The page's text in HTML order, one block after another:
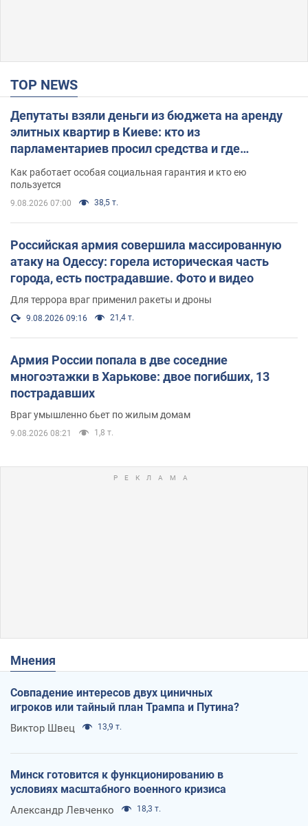
TOP NEWS
Депутаты взяли деньги из бюджета на аренду
элитных квартир в Киеве: кто из
парламентариев просил средства и где
поселился
Как работает особая социальная гарантия и кто ею
пользуется
9.08.2026 07:00 38,5 т.
Российская армия совершила массированную
атаку на Одессу: горела историческая часть
города, есть пострадавшие. Фото и видео
Для террора враг применил ракеты и дроны
9.08.2026 09:16 21,4 т.
Армия России попала в две соседние
многоэтажки в Харькове: двое погибших, 13
пострадавших
Враг умышленно бьет по жилым домам
9.08.2026 08:21 1,8 т.
Мнения
Совпадение интересов двух циничных
игроков или тайный план Трампа и Путина?
Виктор Швец 13,9 т.
Минск готовится к функционированию в
условиях масштабного военного кризиса
Александр Левченко 18,3 т.